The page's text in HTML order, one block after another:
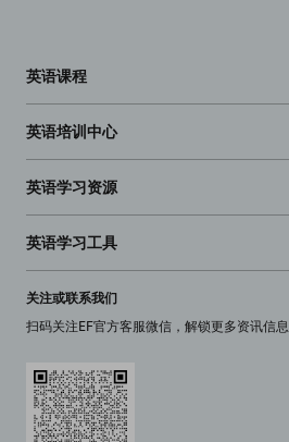
英语课程
英语培训中心
英语学习资源
英语学习工具
关注或联系我们
扫码关注EF官方客服微信，解锁更多资讯信息